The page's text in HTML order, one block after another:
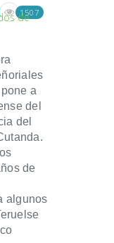
de
1507
a
del
del
de
algunos